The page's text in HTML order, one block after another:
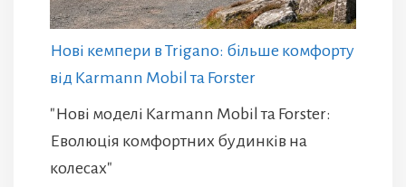
Нові кемпери в Trigano: більше комфорту
від Karmann Mobil та Forster
"Нові моделі Karmann Mobil та Forster:
Еволюція комфортних будинків на
колесах"